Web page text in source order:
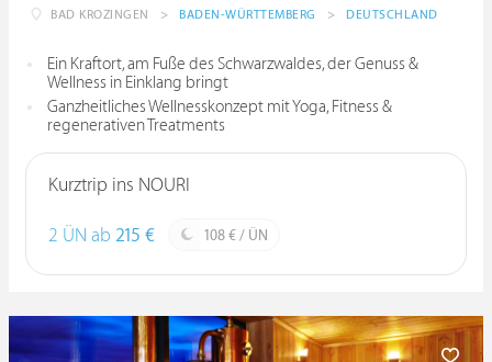
BAD KROZINGEN > BADEN-WÜRTTEMBERG > DEUTSCHLAND
Ein Kraftort, am Fuße des Schwarzwaldes, der Genuss &
Wellness in Einklang bringt
Ganzheitliches Wellnesskonzept mit Yoga, Fitness &
regenerativen Treatments
Kurztrip ins NOURI
2 ÜN ab 215 € 108 € / ÜN